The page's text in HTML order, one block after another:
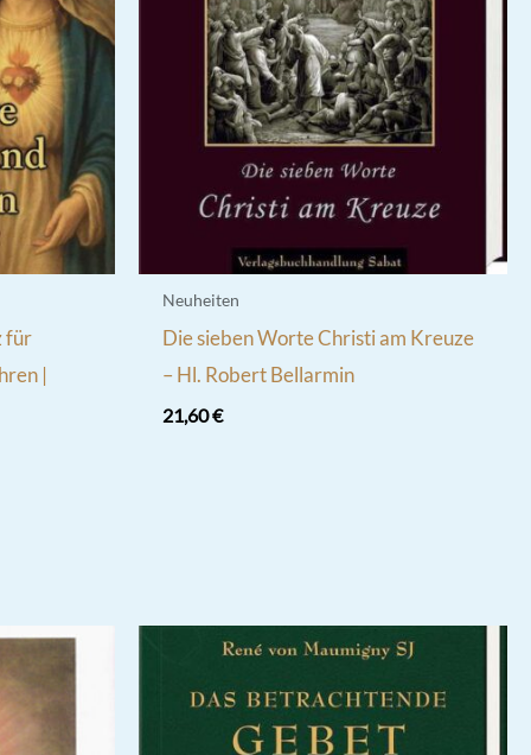
für
|
Neuheiten
Die sieben Worte Christi am Kreuze
– Hl. Robert Bellarmin
21,60€